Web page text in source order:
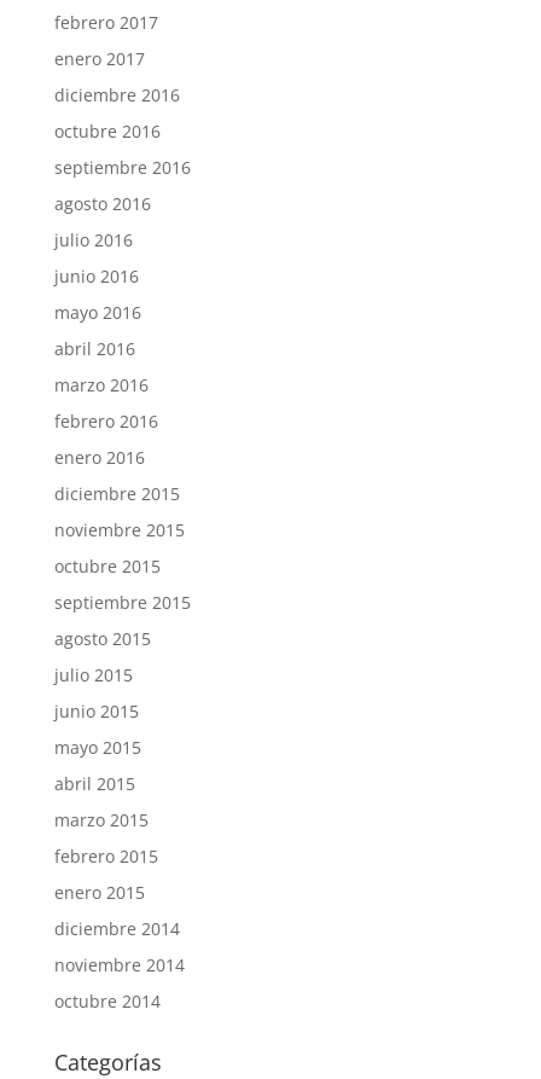
febrero 2017
enero 2017
diciembre 2016
octubre 2016
septiembre 2016
agosto 2016
julio 2016
junio 2016
mayo 2016
abril 2016
marzo 2016
febrero 2016
enero 2016
diciembre 2015
noviembre 2015
octubre 2015
septiembre 2015
agosto 2015
julio 2015
junio 2015
mayo 2015
abril 2015
marzo 2015
febrero 2015
enero 2015
diciembre 2014
noviembre 2014
octubre 2014
Categorías